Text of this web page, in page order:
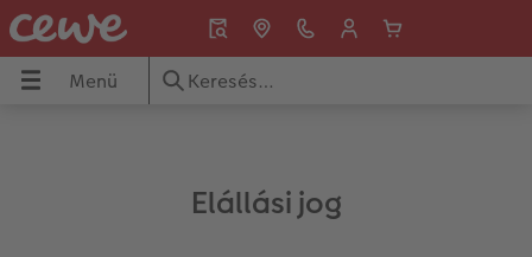
Menü
Menü
Áttekintés
Áttekintés
Áttekintés
Áttekintés
Áttekintés
Áttekintés
Elállási jog